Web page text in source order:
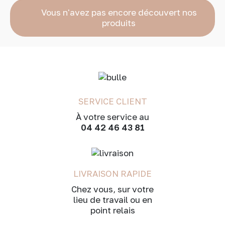
Vous n'avez pas encore découvert nos
produits
SERVICE CLIENT
À votre service au
04 42 46 43 81
LIVRAISON RAPIDE
Chez vous, sur votre
lieu de travail ou en
point relais